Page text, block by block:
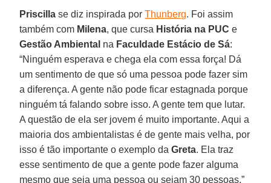
Priscilla se diz inspirada porThunberg. Foi assim
também com Milena, que cursa História na PUC e
Gestão Ambiental na Faculdade Estácio de Sá:
“Ninguém esperava e chega ela com essa força! Dá
um sentimento de que só uma pessoa pode fazer sim
a diferença. A gente não pode ficar estagnada porque
ninguém tá falando sobre isso. A gente tem que lutar.
A questão de ela ser jovem é muito importante. Aqui a
maioria dos ambientalistas é de gente mais velha, por
isso é tão importante o exemplo daGreta. Ela traz
esse sentimento de que a gente pode fazer alguma
mesmo que seja uma pessoa ou sejam 30 pessoas.”